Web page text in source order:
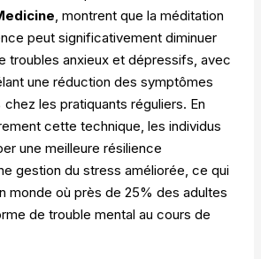
, montrent que la méditation
peut significativement diminuer
troubles anxieux et dépressifs, avec
une réduction des symptômes
chez les pratiquants réguliers. En
cette technique, les individus
une meilleure résilience
gestion du stress améliorée, ce qui
monde où près de 25% des adultes
de trouble mental au cours de